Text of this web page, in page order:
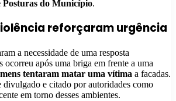
Posturas do Município.
reforçaram urgência
a necessidade de uma resposta
após uma briga em frente a uma
tentaram matar uma vítima a facadas.
e citado por autoridades como
em torno desses ambientes.